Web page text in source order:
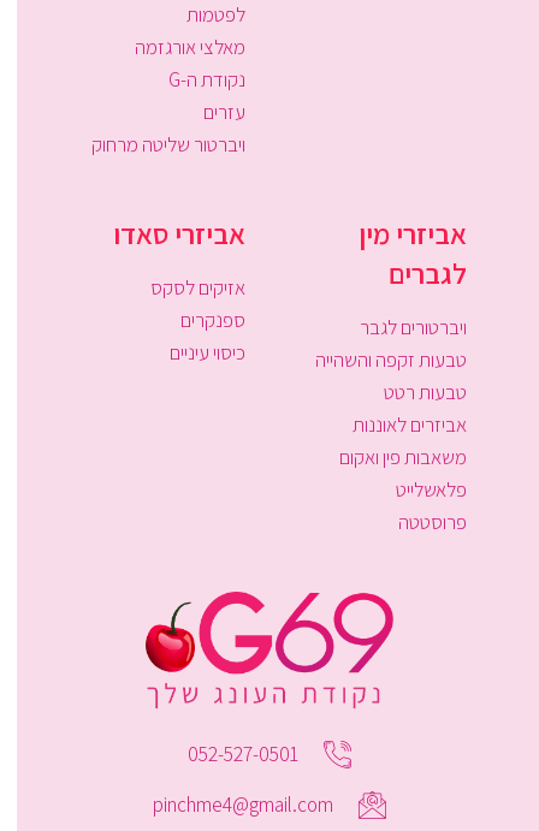
לפטמות
מאלצי אורגזמה
נקודת ה-G
עזרים
ויברטור שליטה מרחוק
אביזרי מין
לגברים
ויברטורים לגבר
טבעות זקפה והשהייה
טבעות רטט
אביזרים לאוננות
משאבות פין ואקום
פלאשלייט
פרוסטטה
אביזרי סאדו
אזיקים לסקס
ספנקרים
כיסוי עיניים
052-527-0501
pinchme4@gmail.com